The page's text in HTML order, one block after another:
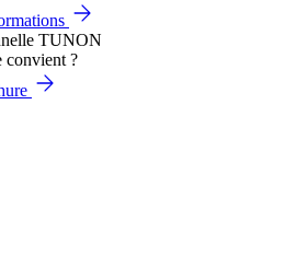
convient ?